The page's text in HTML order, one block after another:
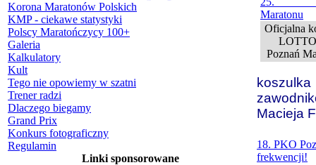
Korona Maratonów Polskich
KMP - ciekawe statystyki
Polscy Maratończycy 100+
Galeria
Kalkulatory
Kult
Tego nie opowiemy w szatni
Trener radzi
Dlaczego biegamy
Grand Prix
Konkurs fotograficzny
Regulamin
Linki sponsorowane
Oficjalna
Poznań
Macieja
18. PKO
frekwencji!